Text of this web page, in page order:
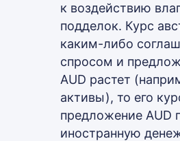
к воздействию
подделок. Курс
каким-либо
спросом и
AUD растет
активы), то его
предложение AUD
иностранную